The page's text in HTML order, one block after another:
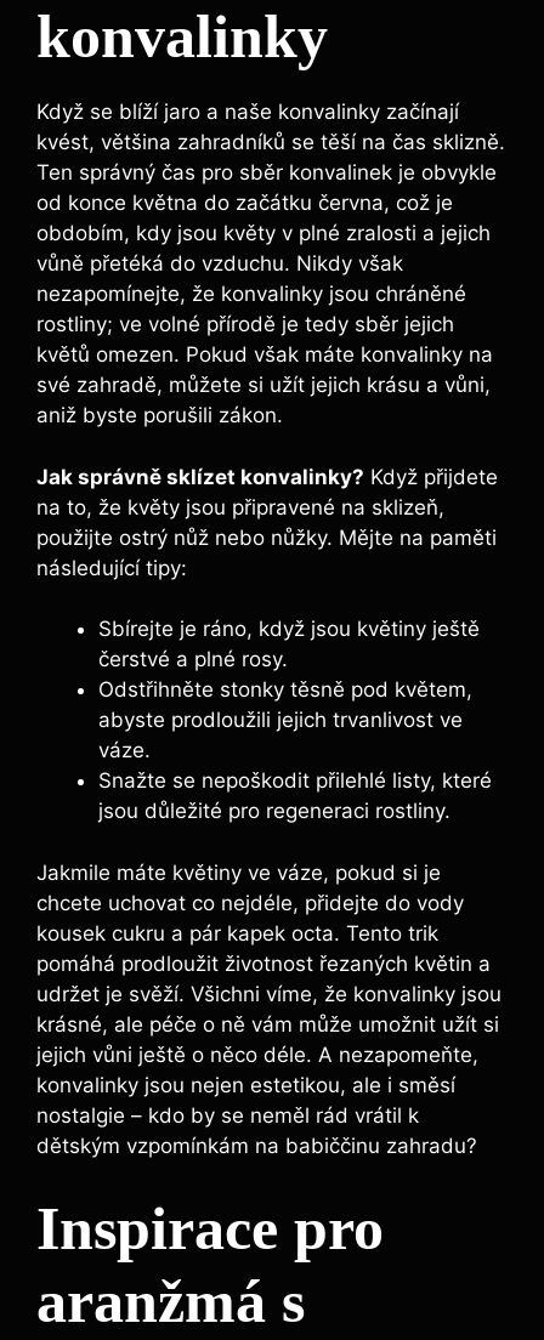
konvalinky
Když se blíží jaro a naše konvalinky začínají
kvést, většina zahradníků se těší na čas sklizně.
Ten správný čas pro sběr konvalinek je obvykle
od konce května do začátku června, což je
obdobím, kdy jsou květy v plné zralosti a jejich
vůně přetéká do vzduchu. Nikdy však
nezapomínejte, že konvalinky jsou chráněné
rostliny; ve volné přírodě je tedy sběr jejich
květů omezen. Pokud však máte konvalinky na
své zahradě, můžete si užít jejich krásu a vůni,
aniž byste porušili zákon.
Jak správně sklízet konvalinky? Když přijdete
na to, že květy jsou připravené na sklizeň,
použijte ostrý nůž nebo nůžky. Mějte na paměti
následující tipy:
Sbírejte je ráno, když jsou květiny ještě
čerstvé a plné rosy.
Odstřihněte stonky těsně pod květem,
abyste prodloužili jejich trvanlivost ve
váze.
Snažte se nepoškodit přilehlé listy, které
jsou důležité pro regeneraci rostliny.
Jakmile máte květiny ve váze, pokud si je
chcete uchovat co nejdéle, přidejte do vody
kousek cukru a pár kapek octa. Tento trik
pomáhá prodloužit životnost řezaných květin a
udržet je svěží. Všichni víme, že konvalinky jsou
krásné, ale péče o ně vám může umožnit užít si
jejich vůni ještě o něco déle. A nezapomeňte,
konvalinky jsou nejen estetikou, ale i směsí
nostalgie – kdo by se neměl rád vrátil k
dětským vzpomínkám na babiččinu zahradu?
Inspirace pro
aranžmá s